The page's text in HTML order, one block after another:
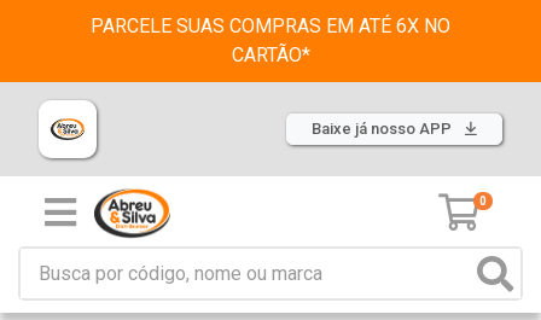
PARCELE SUAS COMPRAS EM ATÉ 6X NO
CARTÃO*
Baixe já nosso APP
0